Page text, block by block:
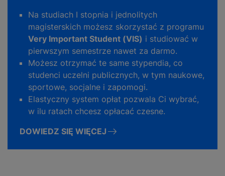
Na studiach I stopnia i jednolitych
magisterskich możesz skorzystać z programu
Very Important Student (VIS) i studiować w
pierwszym semestrze nawet za darmo.
Możesz otrzymać te same stypendia, co
studenci uczelni publicznych, w tym naukowe,
sportowe, socjalne i zapomogi.
Elastyczny system opłat pozwala Ci wybrać,
w ilu ratach chcesz opłacać czesne.
DOWIEDZ SIĘ WIĘCEJ